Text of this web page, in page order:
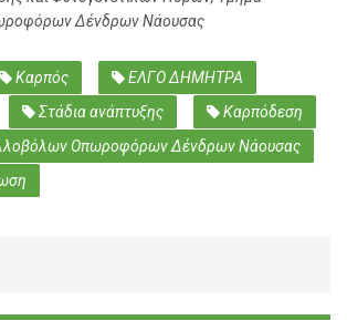
Δένδρων Νάουσας
Καρπός
ΕΛΓΟ ΔΗΜΗΤΡΑ
Στάδια ανάπτυξης
Καρπόδεση
Οπωροφόρων Δένδρων Νάουσας